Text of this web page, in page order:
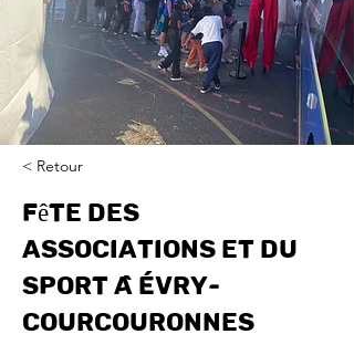
< Retour
Fête des
associations et du
sport à Évry-
Courcouronnes